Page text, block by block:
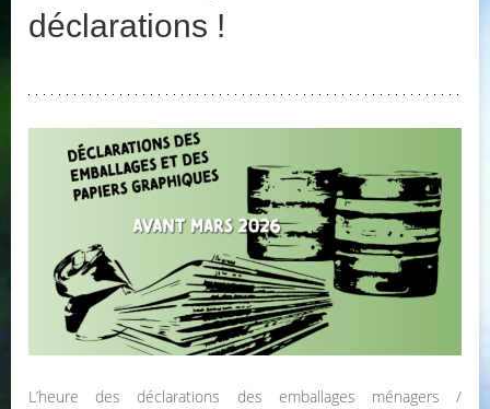
déclarations !
L’heure des déclarations des emballages ménagers /